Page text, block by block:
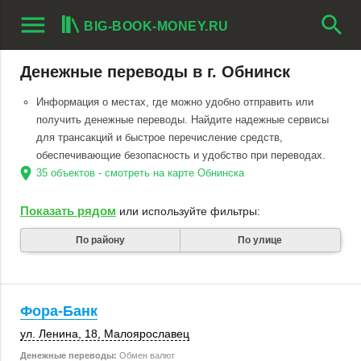
menu BIG-BOOK-MONEY.RU search
Денежные переводы в г. Обнинск
Информация о местах, где можно удобно отправить или
получить денежные переводы. Найдите надежные сервисы
для трансакций и быстрое перечисление средств,
обеспечивающие безопасность и удобство при переводах.
location_on 35 объектов - смотреть на карте Обнинска
Показать рядом или используйте фильтры:
По району По улице
Фора-Банк
ул. Ленина, 18 Малоярославец
Денежные переводы: Обмен валют